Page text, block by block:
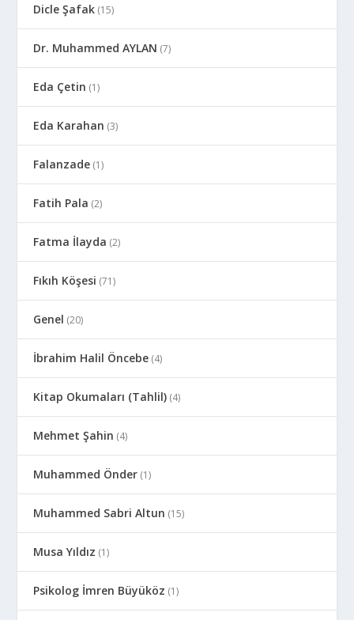
Dicle Şafak (15)
Dr. Muhammed AYLAN (7)
Eda Çetin (1)
Eda Karahan (3)
Falanzade (1)
Fatih Pala (2)
Fatma İlayda (2)
Fıkıh Köşesi (71)
Genel (20)
İbrahim Halil Öncebe (4)
Kitap Okumaları (Tahlil) (4)
Mehmet Şahin (4)
Muhammed Önder (1)
Muhammed Sabri Altun (15)
Musa Yıldız (1)
Psikolog İmren Büyüköz (1)